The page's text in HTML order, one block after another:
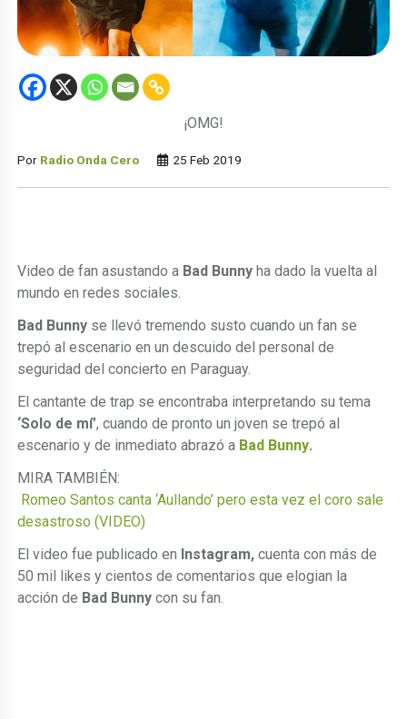
¡OMG!
Por Radio Onda Cero 25 Feb 2019
Video de fan asustando a Bad Bunny ha dado la vuelta al
mundo en redes sociales.
Bad Bunny se llevó tremendo susto cuando un fan se
trepó al escenario en un descuido del personal de
seguridad del concierto en Paraguay.
El cantante de trap se encontraba interpretando su tema
‘Solo de mí’, cuando de pronto un joven se trepó al
escenario y de inmediato abrazó a Bad Bunny.
MIRA TAMBIÉN:
Romeo Santos canta ‘Aullando’ pero esta vez el coro sale
desastroso (VIDEO)
El video fue publicado en Instagram, cuenta con más de
50 mil likes y cientos de comentarios que elogian la
acción de Bad Bunny con su fan.